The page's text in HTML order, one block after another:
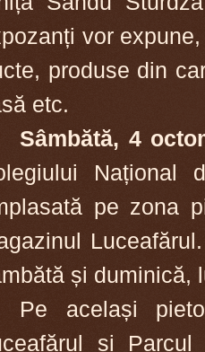
vor
produse din
etc.
Sâmbătă, 4
Național
pe zona
și duminică,
Pe același
și